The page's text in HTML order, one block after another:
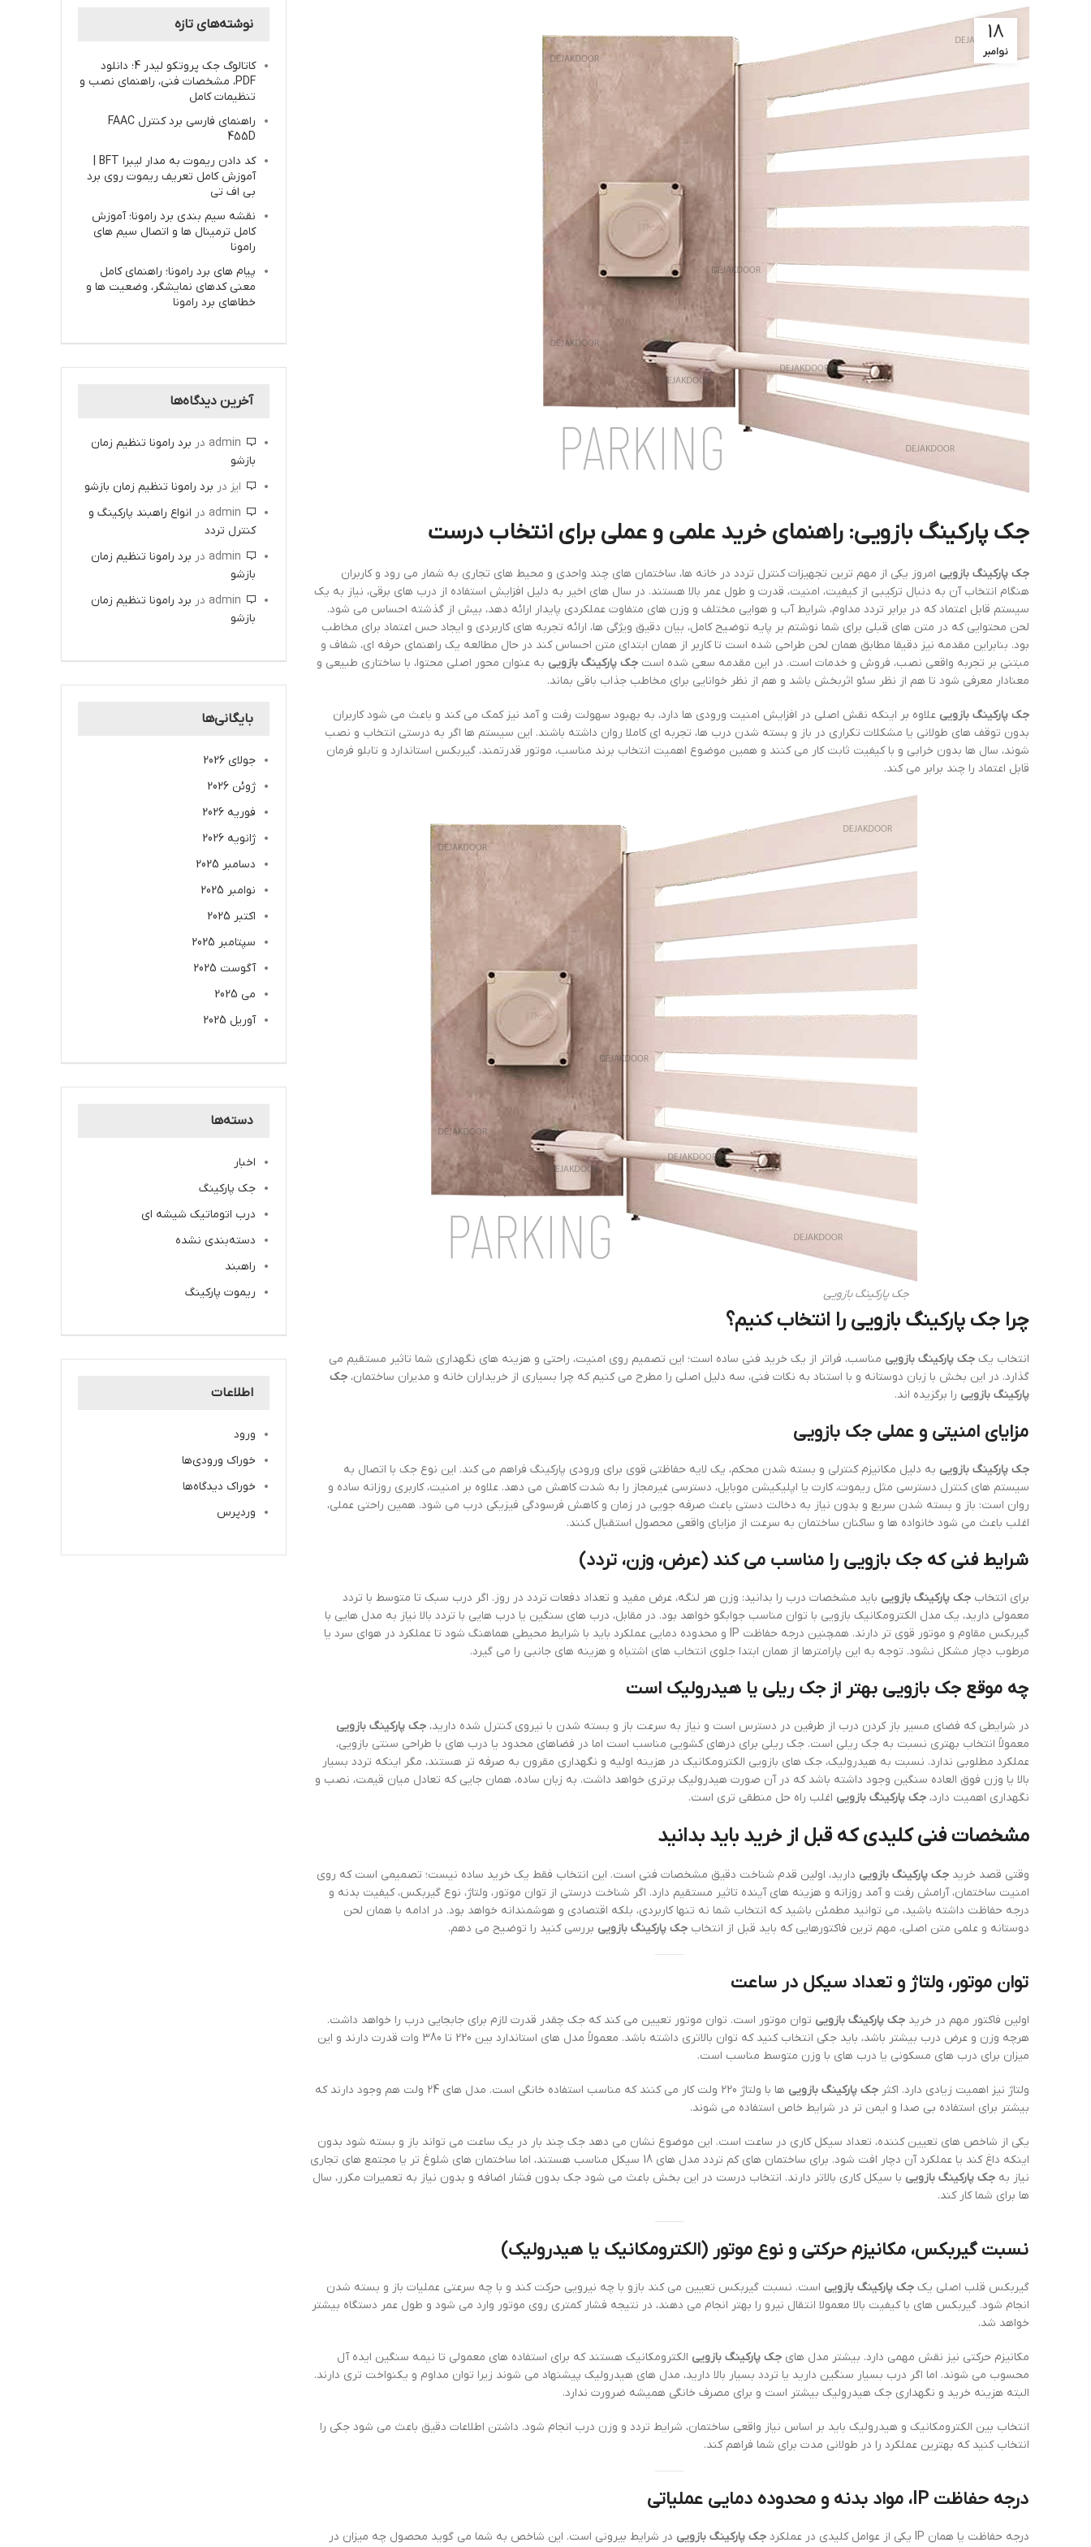
18
نوامبر
جک پارکینگ بازویی: راهنمای خرید علمی و عملی برای انتخاب درست
جک پارکینگ بازویی امروز یکی از مهم ترین تجهیزات کنترل تردد در خانه ها، ساختمان های چند واحدی و محیط های تجاری به شمار می رود و کاربران
هنگام انتخاب آن به دنبال ترکیبی از کیفیت، امنیت، قدرت و طول عمر بالا هستند. در سال های اخیر به دلیل افزایش استفاده از درب های برقی، نیاز به یک
سیستم قابل اعتماد که در برابر تردد مداوم، شرایط آب و هوایی مختلف و وزن های متفاوت عملکردی پایدار ارائه دهد، بیش از گذشته احساس می شود.
لحن محتوایی که در متن های قبلی برای شما نوشتم بر پایه توضیح کامل، بیان دقیق ویژگی ها، ارائه تجربه های کاربردی و ایجاد حس اعتماد برای مخاطب
بود. بنابراین مقدمه نیز دقیقا مطابق همان لحن طراحی شده است تا کاربر از همان ابتدای متن احساس کند در حال مطالعه یک راهنمای حرفه ای، شفاف و
مبتنی بر تجربه واقعی نصب، فروش و خدمات است. در این مقدمه سعی شده است جک پارکینگ بازویی به عنوان محور اصلی محتوا، با ساختاری طبیعی و
معنادار معرفی شود تا هم از نظر سئو اثربخش باشد و هم از نظر خوانایی برای مخاطب جذاب باقی بماند.
جک پارکینگ بازویی علاوه بر اینکه نقش اصلی در افزایش امنیت ورودی ها دارد، به بهبود سهولت رفت و آمد نیز کمک می کند و باعث می شود کاربران
بدون توقف های طولانی یا مشکلات تکراری در باز و بسته شدن درب ها، تجربه ای کاملا روان داشته باشند. این سیستم ها اگر به درستی انتخاب و نصب
شوند، سال ها بدون خرابی و با کیفیت ثابت کار می کنند و همین موضوع اهمیت انتخاب برند مناسب، موتور قدرتمند، گیربکس استاندارد و تابلو فرمان
قابل اعتماد را چند برابر می کند.
جک پارکینگ بازویی‎
چرا جک پارکینگ بازویی را انتخاب کنیم؟
انتخاب یک جک پارکینگ بازویی مناسب، فراتر از یک خرید فنی ساده است؛ این تصمیم روی امنیت، راحتی و هزینه های نگهداری شما تاثیر مستقیم می
گذارد. در این بخش با زبان دوستانه و با استناد به نکات فنی، سه دلیل اصلی را مطرح می کنیم که چرا بسیاری از خریداران خانه و مدیران ساختمان، جک
پارکینگ بازویی را برگزیده اند.
مزایای امنیتی و عملی جک بازویی
جک پارکینگ بازویی به دلیل مکانیزم کنترلی و بسته شدن محکم، یک لایه حفاظتی قوی برای ورودی پارکینگ فراهم می کند. این نوع جک با اتصال به
سیستم های کنترل دسترسی مثل ریموت، کارت یا اپلیکیشن موبایل، دسترسی غیرمجاز را به شدت کاهش می دهد. علاوه بر امنیت، کاربری روزانه ساده و
روان است: باز و بسته شدن سریع و بدون نیاز به دخالت دستی باعث صرفه جویی در زمان و کاهش فرسودگی فیزیکی درب می شود. همین راحتی عملی،
اغلب باعث می شود خانواده ها و ساکنان ساختمان به سرعت از مزایای واقعی محصول استقبال کنند.
شرایط فنی که جک بازویی را مناسب می کند (عرض، وزن، تردد)
برای انتخاب جک پارکینگ بازویی باید مشخصات درب را بدانید: وزن هر لنگه، عرض مفید و تعداد دفعات تردد در روز. اگر درب سبک تا متوسط با تردد
معمولی دارید، یک مدل الکترومکانیک بازویی با توان مناسب جوابگو خواهد بود. در مقابل، درب های سنگین یا درب هایی با تردد بالا نیاز به مدل هایی با
گیربکس مقاوم و موتور قوی تر دارند. همچنین درجه حفاظت IP و محدوده دمایی عملکرد باید با شرایط محیطی هماهنگ شود تا عملکرد در هوای سرد یا
مرطوب دچار مشکل نشود. توجه به این پارامترها از همان ابتدا جلوی انتخاب های اشتباه و هزینه های جانبی را می گیرد.
چه موقع جک بازویی بهتر از جک ریلی یا هیدرولیک است
در شرایطی که فضای مسیر باز کردن درب از طرفین در دسترس است و نیاز به سرعت باز و بسته شدن با نیروی کنترل شده دارید، جک پارکینگ بازویی
معمولاً انتخاب بهتری نسبت به جک ریلی است. جک ریلی برای درهای کشویی مناسب است اما در فضاهای محدود یا درب های با طراحی سنتی بازویی،
عملکرد مطلوبی ندارد. نسبت به هیدرولیک، جک های بازویی الکترومکانیک در هزینه اولیه و نگهداری مقرون به صرفه تر هستند، مگر اینکه تردد بسیار
بالا یا وزن فوق العاده سنگین وجود داشته باشد که در آن صورت هیدرولیک برتری خواهد داشت. به زبان ساده، همان جایی که تعادل میان قیمت، نصب و
نگهداری اهمیت دارد، جک پارکینگ بازویی اغلب راه حل منطقی تری است.
مشخصات فنی کلیدی که قبل از خرید باید بدانید
وقتی قصد خرید جک پارکینگ بازویی دارید، اولین قدم شناخت دقیق مشخصات فنی است. این انتخاب فقط یک خرید ساده نیست؛ تصمیمی است که روی
امنیت ساختمان، آرامش رفت و آمد روزانه و هزینه های آینده تاثیر مستقیم دارد. اگر شناخت درستی از توان موتور، ولتاژ، نوع گیربکس، کیفیت بدنه و
درجه حفاظت داشته باشید، می توانید مطمئن باشید که انتخاب شما نه تنها کاربردی، بلکه اقتصادی و هوشمندانه خواهد بود. در ادامه با همان لحن
دوستانه و علمی متن اصلی، مهم ترین فاکتورهایی که باید قبل از انتخاب جک پارکینگ بازویی بررسی کنید را توضیح می دهم.
توان موتور، ولتاژ و تعداد سیکل در ساعت
اولین فاکتور مهم در خرید جک پارکینگ بازویی توان موتور است. توان موتور تعیین می کند که جک چقدر قدرت لازم برای جابجایی درب را خواهد داشت.
هرچه وزن و عرض درب بیشتر باشد، باید جکی انتخاب کنید که توان بالاتری داشته باشد. معمولاً مدل های استاندارد بین 220 تا 380 وات قدرت دارند و این
میزان برای درب های مسکونی یا درب های با وزن متوسط مناسب است.
ولتاژ نیز اهمیت زیادی دارد. اکثر جک پارکینگ بازویی
ها با ولتاژ 220 ولت کار می کنند که مناسب استفاده خانگی است. مدل های 24 ولت هم وجود دارند که
بیشتر برای استفاده بی صدا و ایمن تر در شرایط خاص استفاده می شوند.
یکی از شاخص های تعیین کننده، تعداد سیکل کاری در ساعت است. این موضوع نشان می دهد جک چند بار در یک ساعت می تواند باز و بسته شود بدون
اینکه داغ کند یا عملکرد آن دچار افت شود. برای ساختمان های کم تردد مدل های 18 سیکل مناسب هستند، اما ساختمان های شلوغ تر یا مجتمع های تجاری
نیاز به جک پارکینگ بازویی با سیکل کاری بالاتر دارند. انتخاب درست در این بخش باعث می شود جک بدون فشار اضافه و بدون نیاز به تعمیرات مکرر، سال
ها برای شما کار کند.
نسبت گیربکس، مکانیزم حرکتی و نوع موتور (الکترومکانیک یا هیدرولیک)
گیربکس قلب اصلی یک جک پارکینگ بازویی است. نسبت گیربکس تعیین می کند بازو با چه نیرویی حرکت کند و با چه سرعتی عملیات باز و بسته شدن
انجام شود. گیربکس های با کیفیت بالا معمولا انتقال نیرو را بهتر انجام می دهند، در نتیجه فشار کمتری روی موتور وارد می شود و طول عمر دستگاه بیشتر
خواهد شد.
مکانیزم حرکتی نیز نقش مهمی دارد. بیشتر مدل های جک پارکینگ بازویی الکترومکانیک هستند که برای استفاده های معمولی تا نیمه سنگین ایده آل
محسوب می شوند. اما اگر درب بسیار سنگین دارید یا تردد بسیار بالا دارید، مدل های هیدرولیک پیشنهاد می شوند زیرا توان مداوم و یکنواخت تری دارند.
البته هزینه خرید و نگهداری جک هیدرولیک بیشتر است و برای مصرف خانگی همیشه ضرورت ندارد.
انتخاب بین الکترومکانیک و هیدرولیک باید بر اساس نیاز واقعی ساختمان، شرایط تردد و وزن درب انجام شود. داشتن اطلاعات دقیق باعث می شود جکی را
انتخاب کنید که بهترین عملکرد را در طولانی مدت برای شما فراهم کند.
درجه حفاظت IP، مواد بدنه و محدوده دمایی عملیاتی
درجه حفاظت یا همان IP یکی از عوامل کلیدی در عملکرد جک پارکینگ بازویی در شرایط بیرونی است. این شاخص به شما می گوید محصول چه میزان در
نوشته‌های تازه
کاتالوگ جک پروتکو لیدر 4؛ دانلود
PDF، مشخصات فنی، راهنمای نصب و
تنظیمات کامل
راهنمای فارسی برد کنترل FAAC
455D
کد دادن ریموت به مدار لیبرا BFT |
آموزش کامل تعریف ریموت روی برد
بی اف تی
نقشه سیم بندی برد رامونا؛ آموزش
کامل ترمینال ها و اتصال سیم های
رامونا
پیام های برد رامونا؛ راهنمای کامل
معنی کدهای نمایشگر، وضعیت ها و
خطاهای برد رامونا
آخرین دیدگاه‌ها
admin در برد رامونا تنظیم زمان
بازشو
ایز در برد رامونا تنظیم زمان بازشو
admin در انواع راهبند پارکینگ و
کنترل تردد
admin در برد رامونا تنظیم زمان
بازشو
admin در برد رامونا تنظیم زمان
بازشو
بایگانی‌ها
جولای 2026
ژوئن 2026
فوریه 2026
ژانویه 2026
دسامبر 2025
نوامبر 2025
اکتبر 2025
سپتامبر 2025
آگوست 2025
می 2025
آوریل 2025
دسته‌ها
اخبار
جک پارکینگ
درب اتوماتیک شیشه ای
دسته‌بندی نشده
راهبند
ریموت پارکینگ
اطلاعات
ورود
خوراک ورودی‌ها
خوراک دیدگاه‌ها
وردپرس